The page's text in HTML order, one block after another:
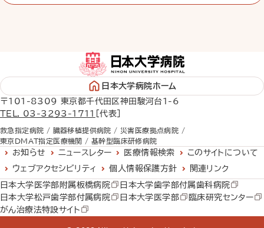
日本大学病院ホーム
〒101-8309 東京都千代田区神田駿河台1-6
TEL. 03-3293-1711
［代表］
救急指定病院 / 臓器移植提供病院 / 災害医療拠点病院 /
東京DMAT指定医療機関 / 基幹型臨床研修病院
お知らせ ニュースレター 医療情報検索
このサイトについて
ウェブアクセシビリティ
個人情報保護方針
関連リンク
日本大学医学部附属板橋病院
日本大学歯学部付属歯科病院
日本大学松戸歯学部付属病院
日本大学医学部
臨床研究センター
がん治療法特設サイト